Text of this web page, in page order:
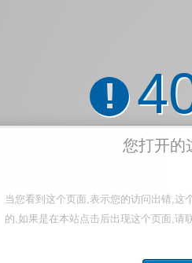
!
您打开的
当您看到这个页面,表示您的访问出错,这
的,如果是在本站点击后出现这个页面,请